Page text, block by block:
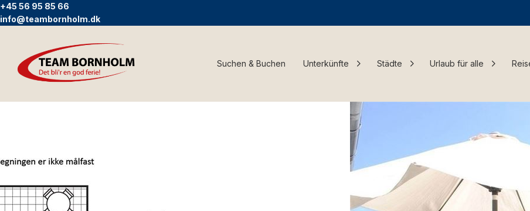
+45 56 95 85 66
info@teambornholm.dk
Suchen & Buchen Unterkünfte Städte Urlaub für alle